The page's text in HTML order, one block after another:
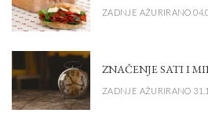
ZADNJE AŽURIRANO
ZNAČENJE SATI I
ZADNJE AŽURIRANO